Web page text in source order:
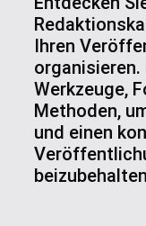
Ihren
organisieren.
Werkzeuge,
Methoden,
und einen